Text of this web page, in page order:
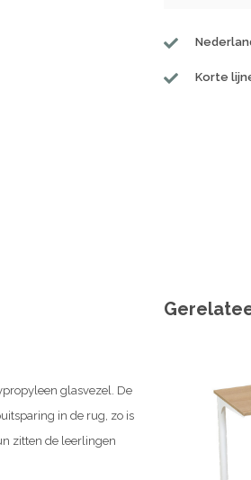
Korte
glasvezel. De
in de rug, zo is
zitten de leerlingen